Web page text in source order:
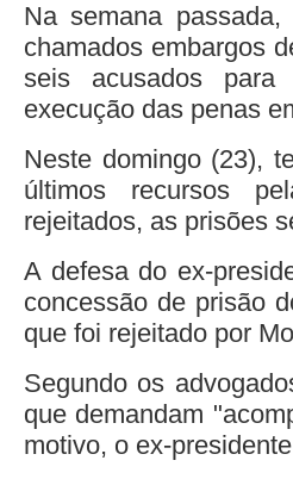
Na semana
chamados embargos
seis acusados
execução das penas
Neste domingo (23),
últimos recursos
rejeitados, as prisões
A defesa do ex-
concessão de prisão
que foi rejeitado por
Segundo os
que demandam
motivo, o ex-